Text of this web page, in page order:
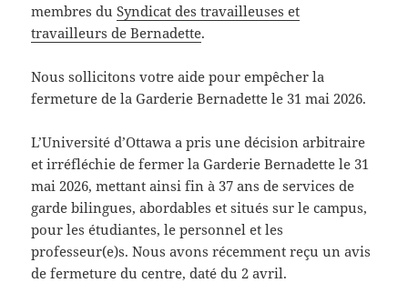
membres duSyndicat des travailleuses et
travailleurs de Bernadette.
Nous sollicitons votre aide pour empêcher la
fermeture de la Garderie Bernadette le 31 mai 2026.
L’Université d’Ottawa a pris une décision arbitraire
et irréfléchie de fermer la Garderie Bernadette le 31
mai 2026, mettant ainsi fin à 37 ans de services de
garde bilingues, abordables et situés sur le campus,
pour les étudiantes, le personnel et les
professeur(e)s. Nous avons récemment reçu un avis
de fermeture du centre, daté du 2 avril.